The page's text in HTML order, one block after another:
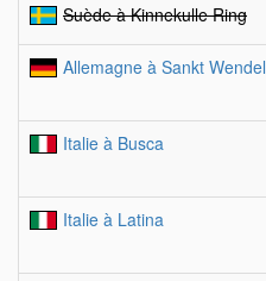
Suède à Kinnekulle Ring
Allemagne à Sankt Wendel
Italie à Busca
Italie à Latina